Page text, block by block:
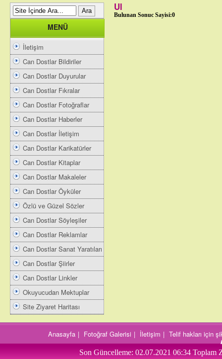
MENÜ
İletişim
Can Dostlar Bildiriler
Can Dostlar Duyurular
Can Dostlar Fıkralar
Can Dostlar Fotoğraflar
Can Dostlar Haberler
Can Dostlar İletişim
Can Dostlar Karikatürler
Can Dostlar Kitaplar
Can Dostlar Makaleler
Can Dostlar Öyküler
Özlü ve Güzel Sözler
Can Dostlar Söyleşiler
Can Dostlar Reklamlar
Can Dostlar Sanat Yaratıları
Can Dostlar Şiirler
Can Dostlar Linkler
Okuyucudan Mektuplar
Site Ziyaret Haritası
Ul
Bulunan Sonuc Sayisi:0
Anasayfa | Fotoğraf Galerisi | İletişim | Telif hakları için
Son Güncelleme: 02.07.2021 06:34 Toplam